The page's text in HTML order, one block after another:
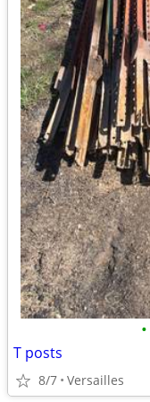
•
T posts
8/7 Versailles